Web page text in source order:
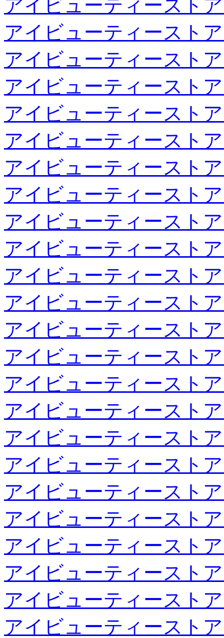
アイビューティースト
アイビューティースト
アイビューティースト
アイビューティースト
アイビューティースト
アイビューティースト
アイビューティースト
アイビューティースト
アイビューティースト
アイビューティースト
アイビューティースト
アイビューティースト
アイビューティースト
アイビューティースト
アイビューティースト
アイビューティースト
アイビューティースト
アイビューティースト
アイビューティースト
アイビューティースト
アイビューティースト
アイビューティースト
アイビューティースト
アイビューティースト